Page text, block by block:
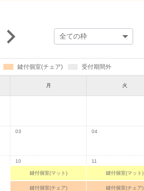
鍵付個室(チェア) 受付期間外
月 火
03 04
10
鍵付個室(マット)
鍵付個室(チェア)
11
鍵付個室(マット)
鍵付個室(チェア)